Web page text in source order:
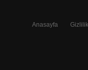
Anasayfa